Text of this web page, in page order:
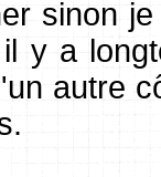
sinon
y a
autre